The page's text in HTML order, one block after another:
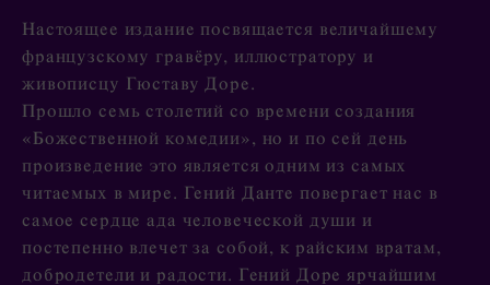
Настоящее издание посвящается величайшему
французскому гравёру, иллюстратору и
живописцу Гюставу Доре.
Прошло семь столетий со времени создания
«Божественной комедии», но и по сей день
произведение это является одним из самых
читаемых в мире. Гений Данте повергает нас в
самое сердце ада человеческой души и
постепенно влечет за собой, к райским вратам,
добродетели и радости. Гений Доре ярчайшим